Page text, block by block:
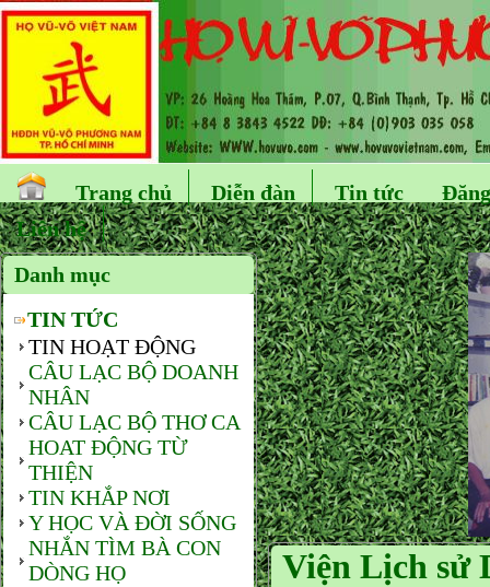
Trang chủ Diễn đàn Tin tức
Liên hệ
Danh mục
TIN TỨC
TIN HOẠT ĐỘNG
CÂU LẠC BỘ DOANH
NHÂN
CÂU LẠC BỘ THƠ CA
HOAT ĐỘNG TỪ
THIỆN
TIN KHẮP NƠI
Y HỌC VÀ ĐỜI SỐNG
NHẮN TÌM BÀ CON
DÒNG HỌ
Viện Lịch sử